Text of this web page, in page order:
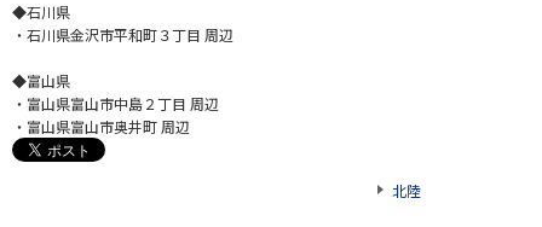
◆石川県
・石川県金沢市平和町３丁目 周辺
◆富山県
・富山県富山市中島２丁目 周辺
・富山県富山市奥井町 周辺
北陸